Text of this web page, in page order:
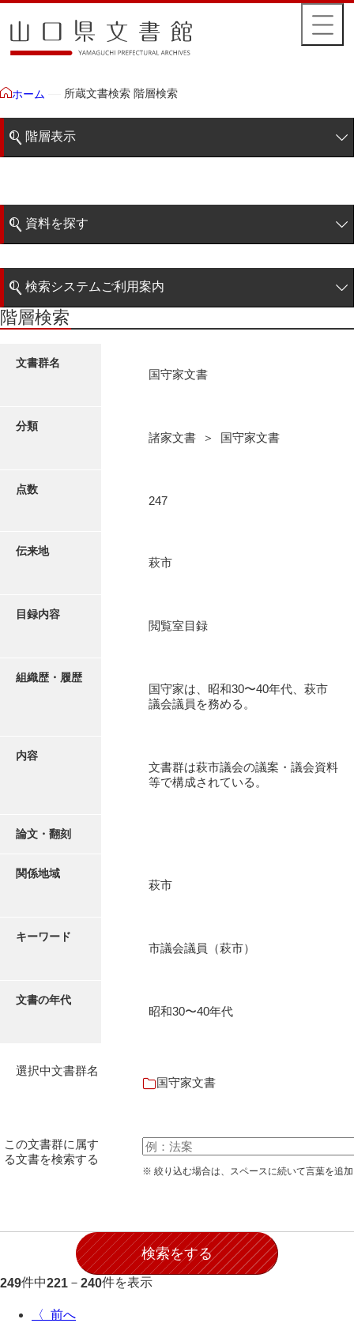
ホーム 所蔵文書検索 階層検索
階層表示
藩政文書
特定歴史公文書
諸家文書
荒瀬家文書（防府市）
阿武家文書（美祢市）
飯田家文書（福岡県）
池田邦夫所蔵文書
石田家文書（徳山市）
市川家文書
厳島神社祭礼堅田中組水上会講文書
厳島神社念仏踊堅田下組流田会講文書
資料を探す
階層検索
近代刊行写真帳類
検索システムご利用案内
検索システムの利用について
更新履歴
階層検索
文書群名
国守家文書
分類
諸家文書 ＞ 国守家文書
点数
247
伝来地
萩市
目録内容
閲覧室目録
組織歴・履歴
国守家は、昭和30〜40年代、萩市
議会議員を務める。
内容
文書群は萩市議会の議案・議会資料
等で構成されている。
論文・翻刻
関係地域
萩市
キーワード
市議会議員（萩市）
文書の年代
昭和30〜40年代
選択中文書群名
国守家文書
この文書群に属す
る文書を検索する
※ 絞り込む場合は、スペースに続いて言葉を追
249件中221 － 240件を表示
〈